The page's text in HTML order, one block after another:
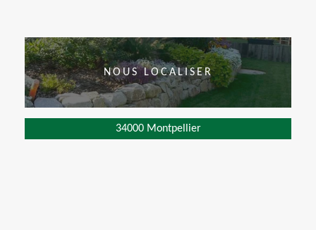
NOUS LOCALISER
34000 Montpellier